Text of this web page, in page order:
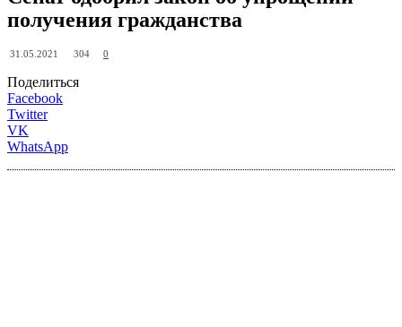
получения гражданства
31.05.2021 304 0
Поделиться
Facebook
Twitter
VK
WhatsApp